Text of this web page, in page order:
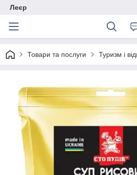
Леєр
Товари та послуги Туризм і